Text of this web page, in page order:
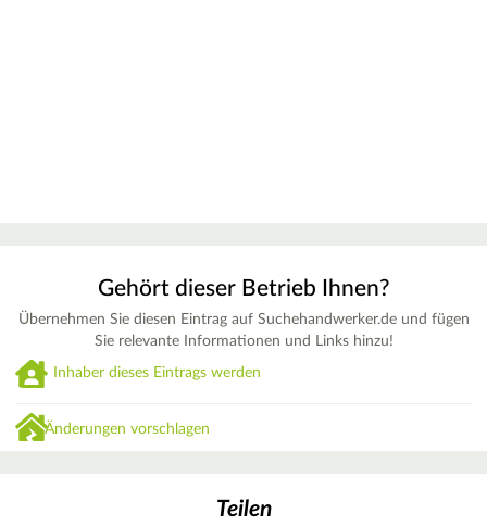
Gehört dieser Betrieb Ihnen?
Übernehmen Sie diesen Eintrag auf Suchehandwerker.de und fügen
Sie relevante Informationen und Links hinzu!
Inhaber dieses Eintrags werden
Änderungen vorschlagen
Teilen